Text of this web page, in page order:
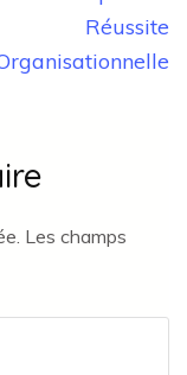
Réussite
Les champs